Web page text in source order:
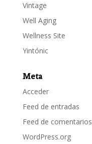
Vintage
Well Aging
Wellness Site
Yintónic
Meta
Acceder
Feed de entradas
Feed de comentarios
WordPress.org